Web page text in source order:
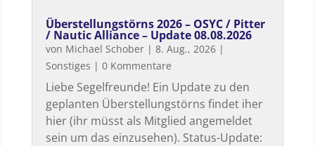
Überstellungstörns 2026 – OSYC / Pitter
/ Nautic Alliance – Update 08.08.2026
von Michael Schober| 8. Aug., 2026|
Sonstiges | 0 Kommentare
Liebe Segelfreunde! Ein Update zu den
geplanten Überstellungstörns findet iher
hier (ihr müsst als Mitglied angemeldet
sein um das einzusehen). Status-Update: